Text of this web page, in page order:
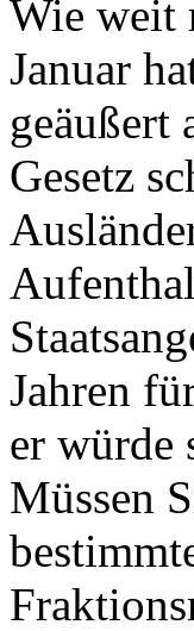
Wie weit
Januar
geäußert
Gesetz
Jahren
er würde
Müssen